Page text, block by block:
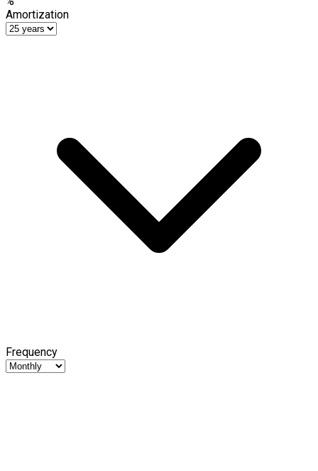
Amortization
Frequency